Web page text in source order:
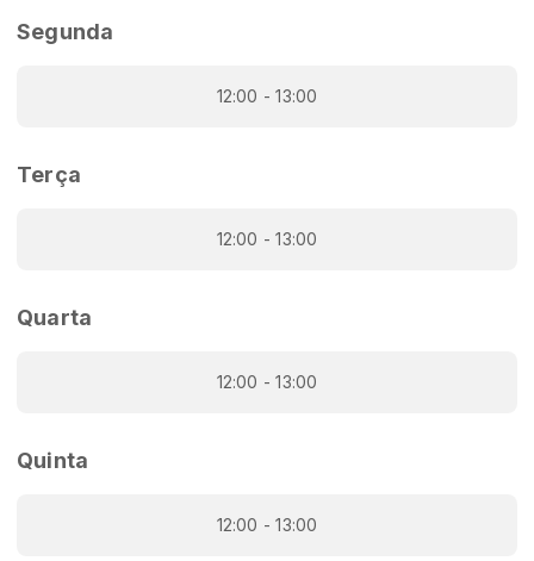
Segunda
12:00 - 13:00
Terça
12:00 - 13:00
Quarta
12:00 - 13:00
Quinta
12:00 - 13:00